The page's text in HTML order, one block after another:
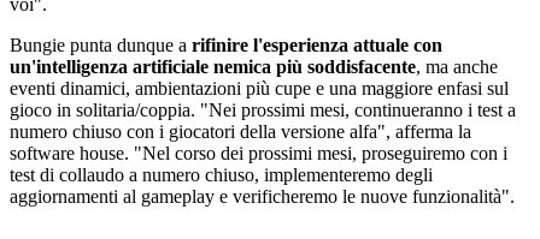
voi".
Bungie punta dunque a rifinire l'esperienza attuale con
un'intelligenza artificiale nemica più soddisfacente, ma anche
eventi dinamici, ambientazioni più cupe e una maggiore enfasi sul
gioco in solitaria/coppia. "Nei prossimi mesi, continueranno i test a
numero chiuso con i giocatori della versione alfa", afferma la
software house. "Nel corso dei prossimi mesi, proseguiremo con i
test di collaudo a numero chiuso, implementeremo degli
aggiornamenti al gameplay e verificheremo le nuove funzionalità".